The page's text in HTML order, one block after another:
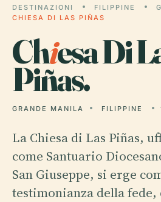
DESTINAZIONI FILIPPINE
CHIESA DI LAS PIÑAS
Chiesa Di
Piñas.
GRANDE MANILA FILIPPINE
La Chiesa di Las Piñas,
come Santuario
San Giuseppe, si erge
testimonianza della